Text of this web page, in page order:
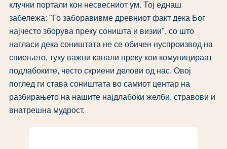
клучни портали кон несвесниот ум. Тој еднаш
забележа: "Го заборавивме древниот факт дека Бог
најчесто зборува преку соништа и визии", со што
нагласи дека соништата не се обичен нуспроизвод на
спиењето, туку важни канали преку кои комуницираат
подлабоките, често скриени делови од нас. Овој
поглед ги става соништата во самиот центар на
разбирањето на нашите најдлабоки желби, стравови и
внатрешна мудрост.